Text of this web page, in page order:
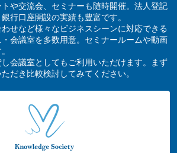
や交流会、セミナーも随時開催。法人登記
行口座開設の実績も豊富です。
せなど様々なビジネスシーンに対応できる
会議室を多数用意。セミナールームや動画
会議室としてもご利用いただけます。まず
だき比較検討してみてください。